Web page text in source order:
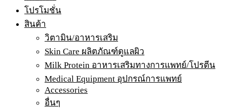
โปรโมชั่น
สินค้า
วิตามิน/อาหารเสริม
Skin Care ผลิตภัณฑ์ดูแลผิว
Milk Protein อาหารเสริมทางการแพทย์/โปรตีน
Medical Equipment อุปกรณ์การแพทย์
Accessories
อื่นๆ